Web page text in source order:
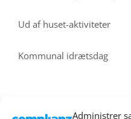
Administrer
Ud af huset-aktiviteter
Kommunal idrætsdag